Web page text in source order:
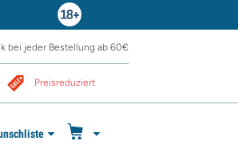
bei jeder Bestellung ab 60€
Preisreduziert